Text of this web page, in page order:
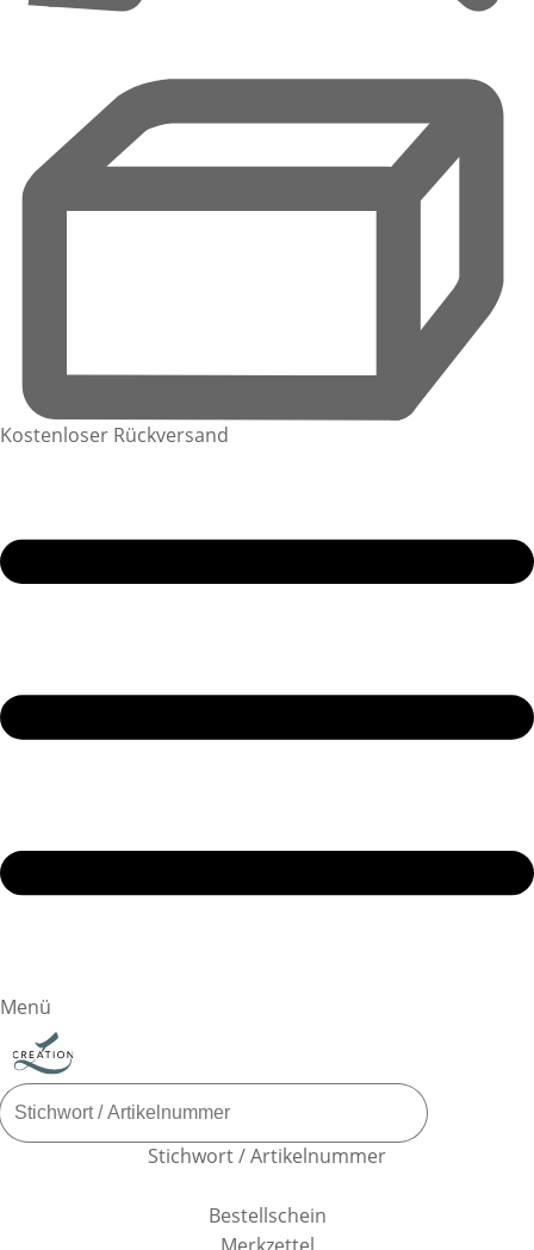
Kostenloser Rückversand
Menü
Stichwort / Artikelnummer
Bestellschein